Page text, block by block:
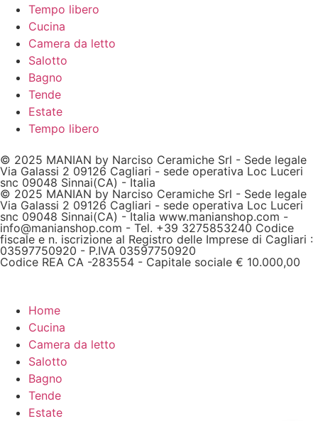
Tempo libero
Cucina
Camera da letto
Salotto
Bagno
Tende
Estate
Tempo libero
© 2025 MANIAN by Narciso Ceramiche Srl - Sede legale
Via Galassi 2 09126 Cagliari - sede operativa Loc Luceri
snc 09048 Sinnai(CA) - Italia
© 2025 MANIAN by Narciso Ceramiche Srl - Sede legale
Via Galassi 2 09126 Cagliari - sede operativa Loc Luceri
snc 09048 Sinnai(CA) - Italia www.manianshop.com -
info@manianshop.com - Tel. +39 3275853240 Codice
fiscale e n. iscrizione al Registro delle Imprese di Cagliari :
03597750920 - P.IVA 03597750920
Codice REA CA -283554 - Capitale sociale € 10.000,00
Home
Cucina
Camera da letto
Salotto
Bagno
Tende
Estate